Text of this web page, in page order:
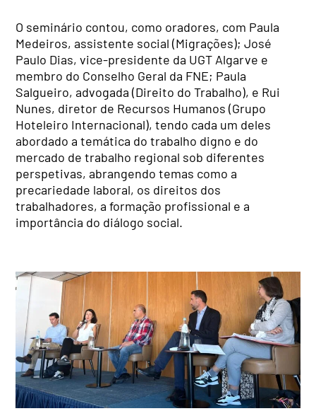
O seminário contou, como oradores, com Paula
Medeiros, assistente social (Migrações); José
Paulo Dias, vice-presidente da UGT Algarve e
membro do Conselho Geral da FNE; Paula
Salgueiro, advogada (Direito do Trabalho), e Rui
Nunes, diretor de Recursos Humanos (Grupo
Hoteleiro Internacional), tendo cada um deles
abordado a temática do trabalho digno e do
mercado de trabalho regional sob diferentes
perspetivas, abrangendo temas como a
precariedade laboral, os direitos dos
trabalhadores, a formação profissional e a
importância do diálogo social.